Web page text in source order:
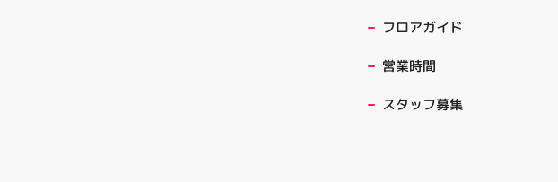
フロアガイド
営業時間
スタッフ募集